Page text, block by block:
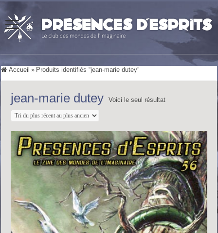
Accueil » Produits identifiés “jean-marie dutey”
jean-marie dutey Voici le seul résultat